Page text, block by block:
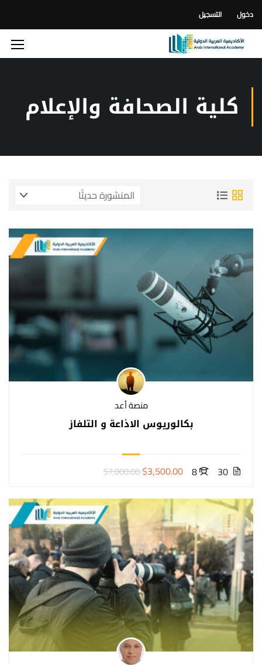
دخول التسجيل
كلية الصحافة والإعلام
منصة أعد
بكالوريوس الاذاعة و التلفاز
30
8
$7,000.00$3,500.00